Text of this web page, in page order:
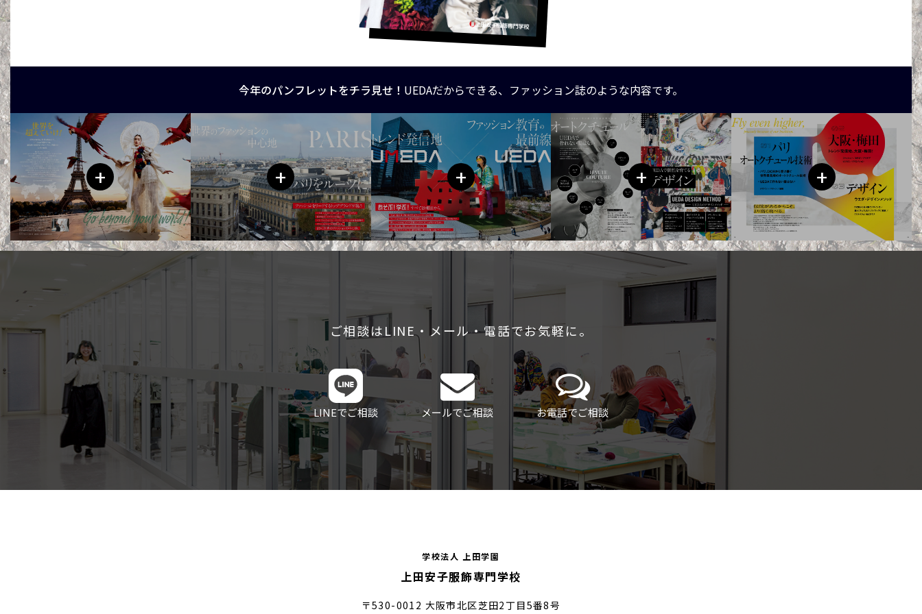
今年のパンフレットをチラ見せ！ UEDAだからできる、ファッション誌のような内容です。
+ + + + +
ご相談はLINE・メール・電話でお気軽に。
LINEでご相談 メールでご相談 お電話でご相談
学校法人 上田学園
上田安子服飾専門学校
〒530-0012 大阪市北区芝田2丁目5番8号